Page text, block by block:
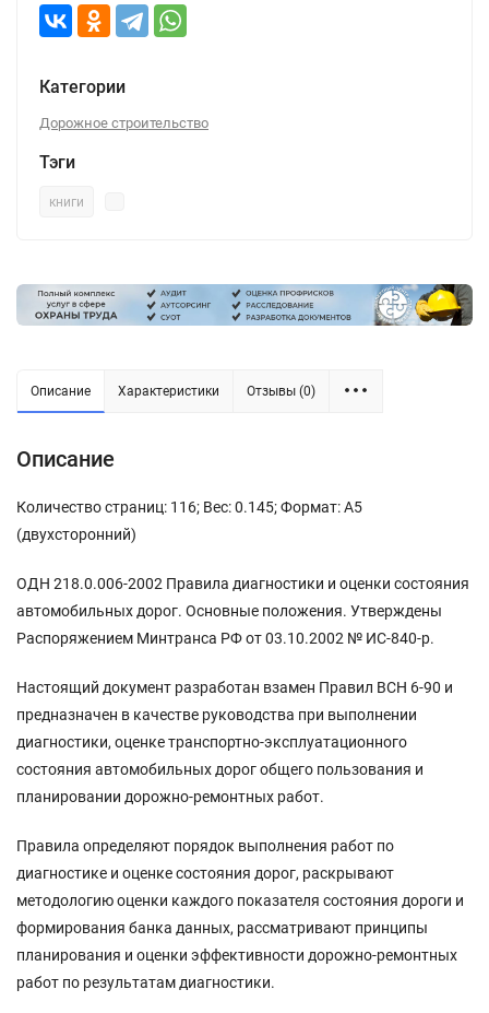
Категории
Дорожное строительство
Тэги
книги
Описание Характеристики Отзывы (0)
Описание
Количество страниц: 116; Вес: 0.145; Формат: А5
(двухсторонний)
ОДН 218.0.006-2002 Правила диагностики и оценки состояния
автомобильных дорог. Основные положения. Утверждены
Распоряжением Минтранса РФ от 03.10.2002 № ИС-840-р.
Настоящий документ разработан взамен Правил ВСН 6-90 и
предназначен в качестве руководства при выполнении
диагностики, оценке транспортно-эксплуатационного
состояния автомобильных дорог общего пользования и
планировании дорожно-ремонтных работ.
Правила определяют порядок выполнения работ по
диагностике и оценке состояния дорог, раскрывают
методологию оценки каждого показателя состояния дороги и
формирования банка данных, рассматривают принципы
планирования и оценки эффективности дорожно-ремонтных
работ по результатам диагностики.